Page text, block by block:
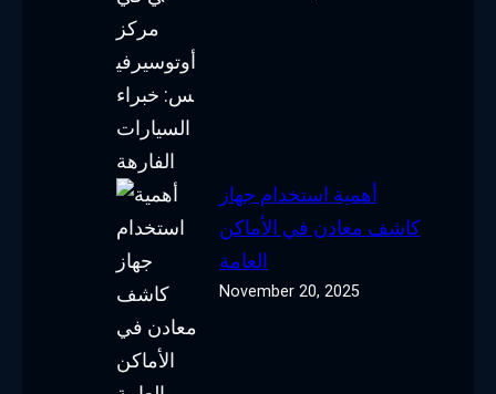
أهمية استخدام جهاز
كاشف معادن في الأماكن
العامة
November 20, 2025